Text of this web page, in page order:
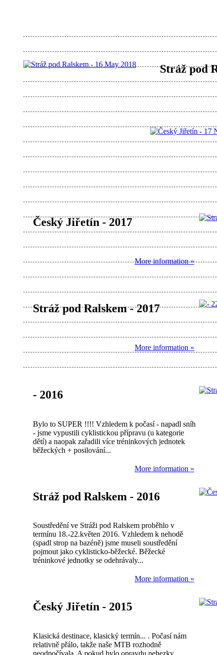
Stráž pod
Český Jiřetín - 2017
More information »
Stráž pod Ralskem - 2017
More information »
- 2016
Bylo to SUPER !!!! Vzhledem k počasí - napadl sníh
- jsme vypustili cyklistickou přípravu (u kategorie
dětí) a naopak zařadili více tréninkových jednotek
běžeckých + posilování...
More information »
Stráž pod Ralskem - 2016
Soustředění ve Stráži pod Ralskem proběhlo v
termínu 18.-22.květen 2016. Vzhledem k nehodě
(spadl strop na bazéně) jsme museli soustředění
pojmout jako cyklisticko-běžecké. Běžecké
tréninkové jednotky se odehrávaly...
More information »
Český Jiřetín - 2015
Klasická destinace, klasický termín... . Počasí nám
relativně přálo, takže naše MTB rozhodně